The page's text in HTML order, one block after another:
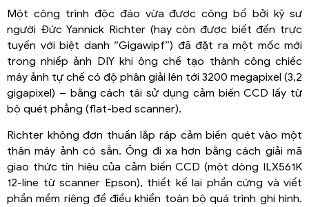
Một công trình độc đáo vừa được công bố bởi kỹ sư
người Đức Yannick Richter (hay còn được biết đến trực
tuyến với biệt danh “Gigawipf”) đã đặt ra một mốc mới
trong nhiếp ảnh DIY khi ông chế tạo thành công chiếc
máy ảnh tự chế có độ phân giải lên tới 3200 megapixel (3,2
gigapixel) – bằng cách tái sử dụng cảm biến CCD lấy từ
bộ quét phẳng (flat-bed scanner).
Richter không đơn thuần lắp ráp cảm biến quét vào một
thân máy ảnh có sẵn. Ông đi xa hơn bằng cách giải mã
giao thức tín hiệu của cảm biến CCD (một dòng ILX561K
12-line từ scanner Epson), thiết kế lại phần cứng và viết
phần mềm riêng để điều khiển toàn bộ quá trình ghi hình.